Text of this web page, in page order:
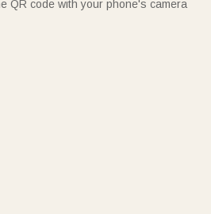
QR code with your phone's camera